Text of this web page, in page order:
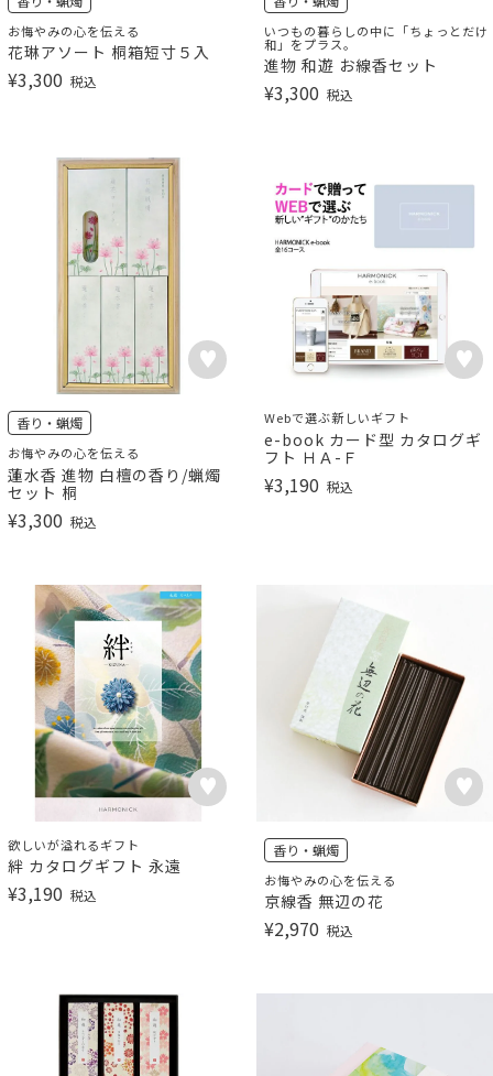
お悔やみの心を伝える
花琳アソート 桐箱短寸５入
¥3,300 税込
いつもの暮らしの中に「ちょっとだけ
和」をプラス。
進物 和遊 お線香セット
¥3,300 税込
香り・蝋燭
お悔やみの心を伝える
蓮水香 進物 白檀の香り/蝋燭
セット 桐
¥3,300 税込
Webで選ぶ新しいギフト
e-book カード型 カタログギ
フト ＨＡ-Ｆ
¥3,190 税込
欲しいが溢れるギフト
絆 カタログギフト 永遠
¥3,190 税込
香り・蝋燭
お悔やみの心を伝える
京線香 無辺の花
¥2,970 税込